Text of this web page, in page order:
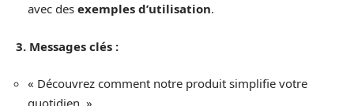
avec des exemples d’utilisation.
3. Messages clés :
« Découvrez comment notre produit simplifie votre